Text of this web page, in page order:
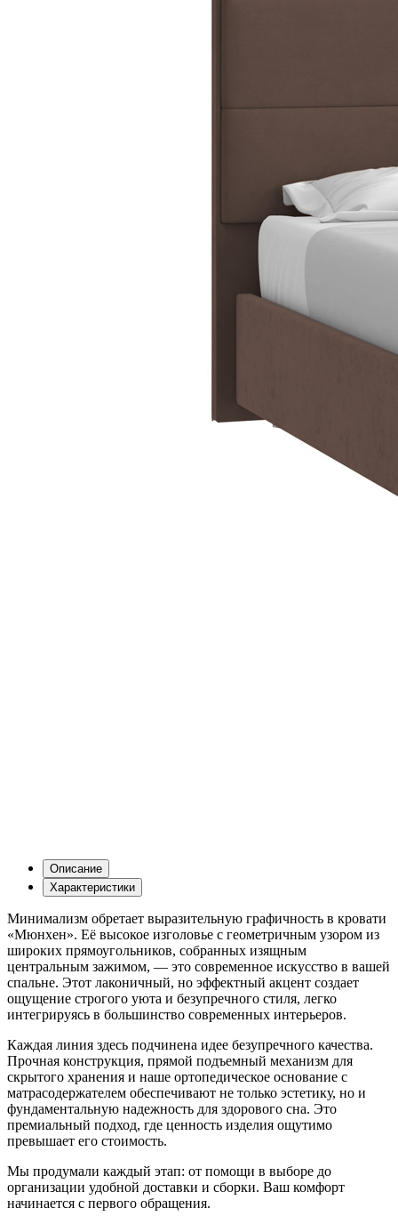
Описание
Характеристики
Минимализм обретает выразительную графичность в кровати
«Мюнхен». Её высокое изголовье с геометричным узором из
широких прямоугольников, собранных изящным
центральным зажимом, — это современное искусство в вашей
спальне. Этот лаконичный, но эффектный акцент создает
ощущение строгого уюта и безупречного стиля, легко
интегрируясь в большинство современных интерьеров.
Каждая линия здесь подчинена идее безупречного качества.
Прочная конструкция, прямой подъемный механизм для
скрытого хранения и наше ортопедическое основание с
матрасодержателем обеспечивают не только эстетику, но и
фундаментальную надежность для здорового сна. Это
премиальный подход, где ценность изделия ощутимо
превышает его стоимость.
Мы продумали каждый этап: от помощи в выборе до
организации удобной доставки и сборки. Ваш комфорт
начинается с первого обращения.